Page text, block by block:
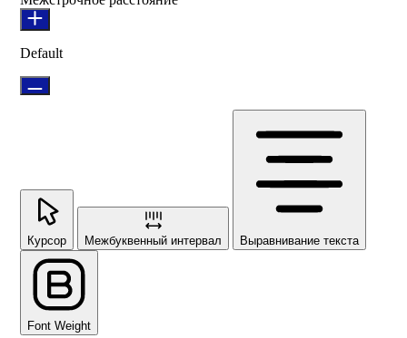
Default
Курсор Межбуквенный интервал Выравнивание текста
Font Weight